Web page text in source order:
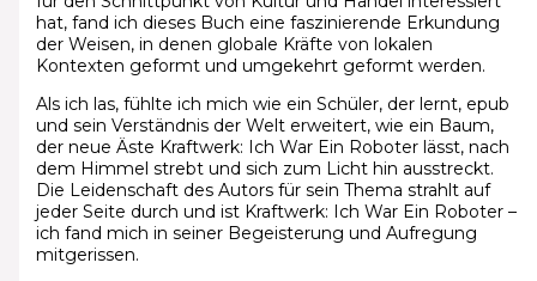
hat, fand ich dieses Buch eine faszinierende Erkundung
der Weisen, in denen globale Kräfte von lokalen
Kontexten geformt und umgekehrt geformt werden.
Als ich las, fühlte ich mich wie ein Schüler, der lernt, epub
und sein Verständnis der Welt erweitert, wie ein Baum,
der neue Äste Kraftwerk: Ich War Ein Roboter lässt, nach
dem Himmel strebt und sich zum Licht hin ausstreckt.
Die Leidenschaft des Autors für sein Thema strahlt auf
jeder Seite durch und ist Kraftwerk: Ich War Ein Roboter –
ich fand mich in seiner Begeisterung und Aufregung
mitgerissen.